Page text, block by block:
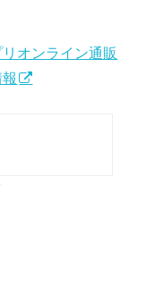
オンライン通販